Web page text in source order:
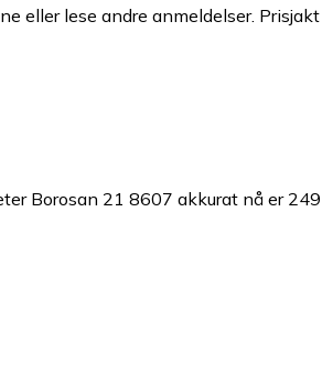
eller lese andre anmeldelser.
Borosan 21 8607 akkurat nå er 249